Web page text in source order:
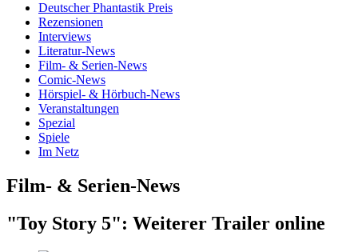
Deutscher Phantastik Preis
Rezensionen
Interviews
Literatur-News
Film- & Serien-News
Comic-News
Hörspiel- & Hörbuch-News
Veranstaltungen
Spezial
Spiele
Im Netz
Film- & Serien-News
"Toy Story 5": Weiterer Trailer online